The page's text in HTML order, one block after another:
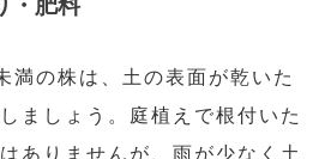
満の株は、土の表面が乾いた
ましょう。庭植えで根付いた
ありませんが、雨が少なく土